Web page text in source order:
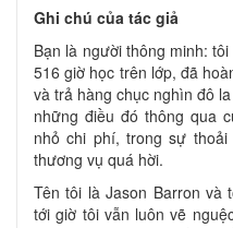
Ghi chú của tác giả
Bạn là người thông minh:
516 giờ học trên lớp, đã
và trả hàng chục nghìn đô
những điều đó thông qua
nhỏ chi phí, trong sự
thương vụ quá hời.
Tên tôi là Jason Barron và
tới giờ tôi vẫn luôn vẽ